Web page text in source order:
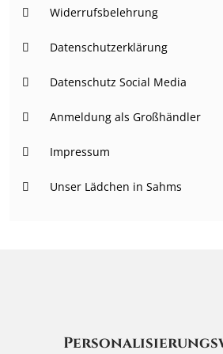
Widerrufsbelehrung
Datenschutzerklärung
Datenschutz Social Media
Anmeldung als Großhändler
Impressum
Unser Lädchen in Sahms